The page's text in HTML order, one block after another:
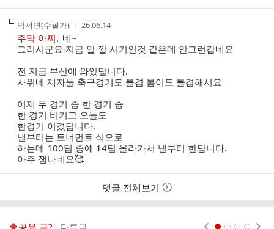
작
성
자
박서연(수필가)
작
시
간
26.06.14
주막 아찌. 네~
그러시군요 지금 알 깔 시기인것 같은데 안그런갑네요
전 지금 부산에 와있답니다.
사위네 제자들 축구경기도 볼겸 봄이도 볼겸해서요
어제 두 경기 중 한 경기 승
한 경기 비기고 오늘도
한경기 이겼답니다.
낼부터는 토너먼트 식으로
하는데 100팀 중에 14팀 올라가서 낼부터 한답니다.
아주 잼나네요🥰
댓글 전체보기
🔶️공유 글?.. 다른글